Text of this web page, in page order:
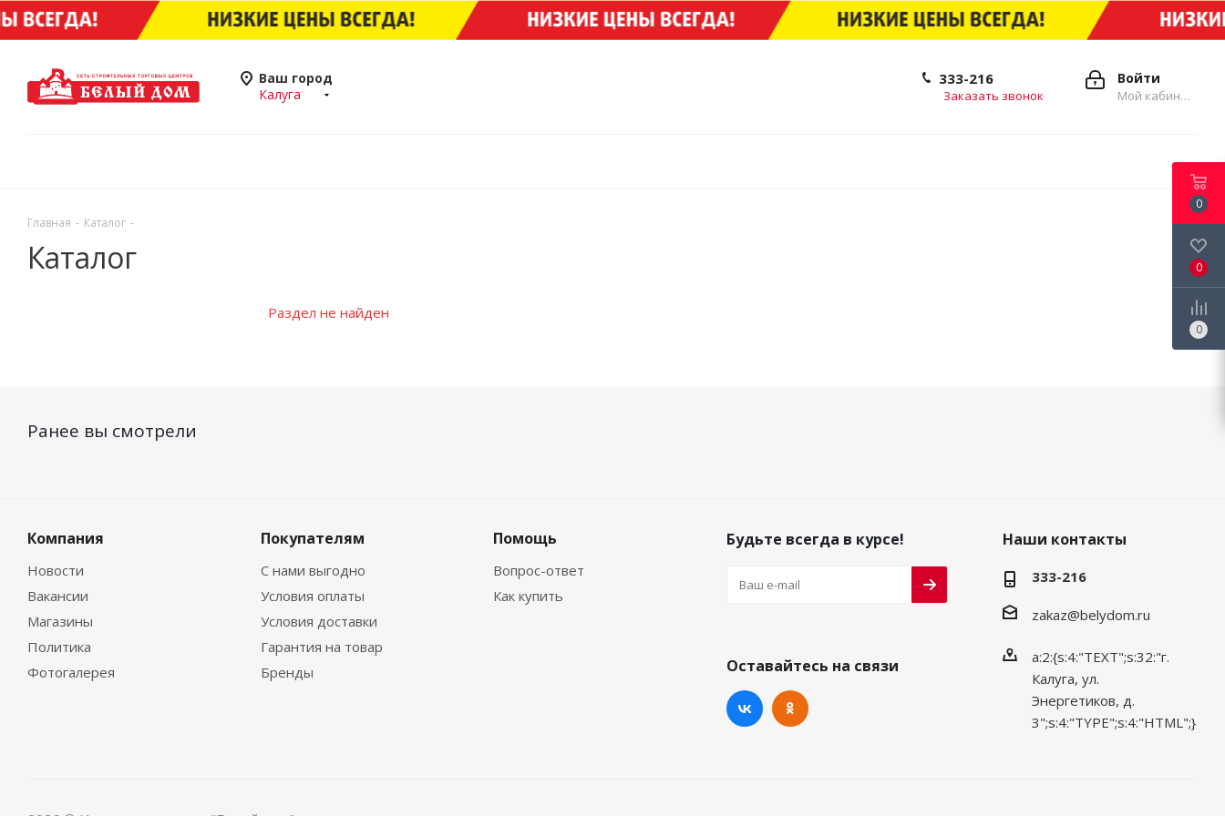
Ваш город
Калуга
Войти
Мой кабинет
333-216
Заказать звонок
Главная - Каталог -
Каталог
Раздел не найден
Ранее вы смотрели
Компания
Новости
Вакансии
Магазины
Политика
Фотогалерея
Покупателям
С нами выгодно
Условия оплаты
Условия доставки
Гарантия на товар
Бренды
Помощь
Вопрос-ответ
Как купить
Будьте всегда в курсе!
Оставайтесь на связи
Наши контакты
333-216
zakaz@belydom.ru
a:2:{s:4:"TEXT";s:32:"г.
Калуга, ул.
Энергетиков, д.
3";s:4:"TYPE";s:4:"HTML";}
0
0
0